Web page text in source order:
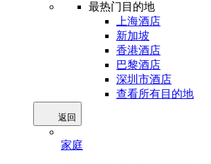
最热门目的地
上海酒店
新加坡
香港酒店
巴黎酒店
深圳市酒店
查看所有目的地
返回
家庭